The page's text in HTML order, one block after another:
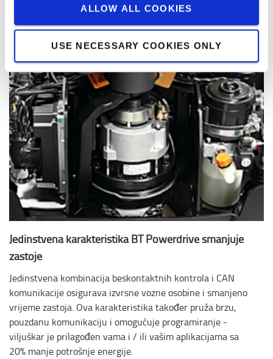
ALLOW ALL COOKIES
USE NECESSARY COOKIES ONLY
Jedinstvena karakteristika BT Powerdrive smanjuje
zastoje
Jedinstvena kombinacija beskontaktnih kontrola i CAN
komunikacije osigurava izvrsne vozne osobine i smanjeno
vrijeme zastoja. Ova karakteristika također pruža brzu,
pouzdanu komunikaciju i omogućuje programiranje -
viljuškar je prilagođen vama i / ili vašim aplikacijama sa
20% manje potrošnje energije.